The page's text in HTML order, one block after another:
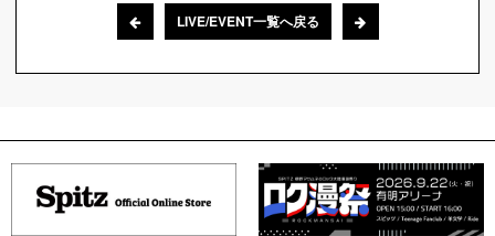
LIVE/EVENT一覧へ戻る